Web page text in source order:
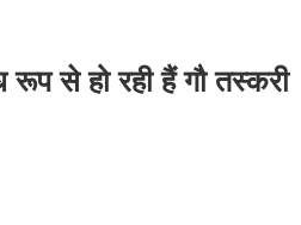
रूप से हो रही हैं गौ तस्करी